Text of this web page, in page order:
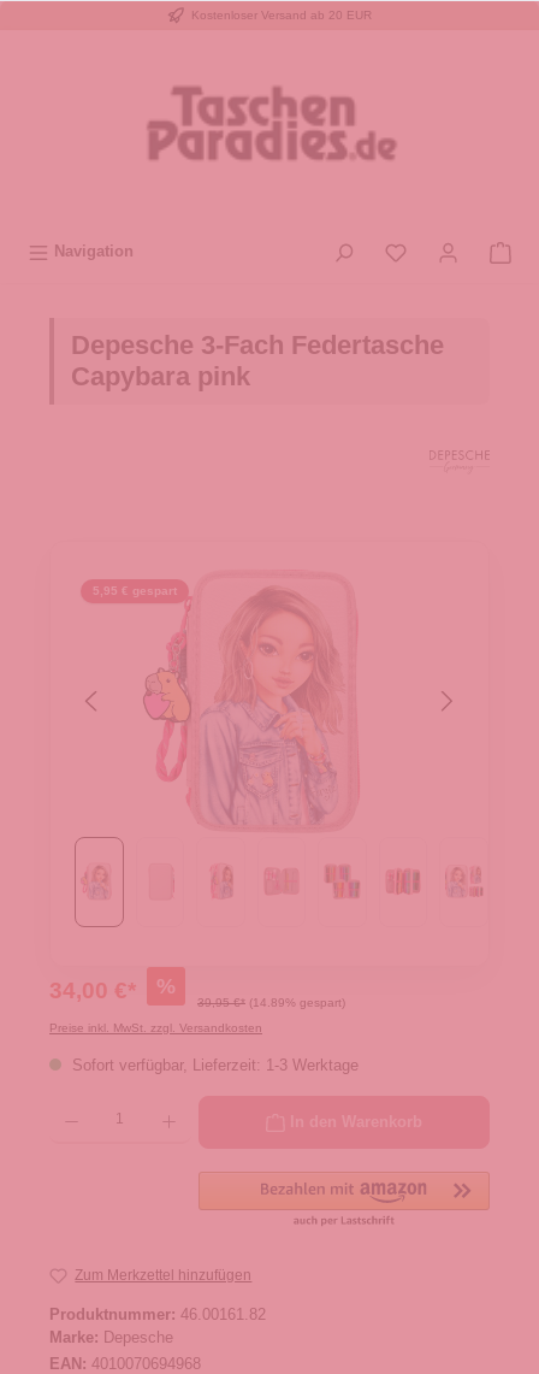
Kostenloser Versand ab 20 EUR
Navigation
Depesche 3-Fach Federtasche
Capybara pink
5,95 € gespart
34,00 €* %
39,95 €* (14.89% gespart)
Preise inkl. MwSt. zzgl. Versandkosten
Sofort verfügbar, Lieferzeit: 1-3 Werktage
Zum Merkzettel hinzufügen
Produktnummer: 46.00161.82
Marke: Depesche
EAN: 4010070694968